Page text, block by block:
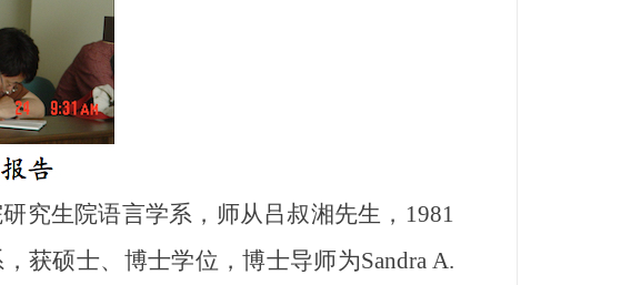
究生院语言学系，师从吕叔湘先生，1981
获硕士、博士学位，博士导师为Sandra A.